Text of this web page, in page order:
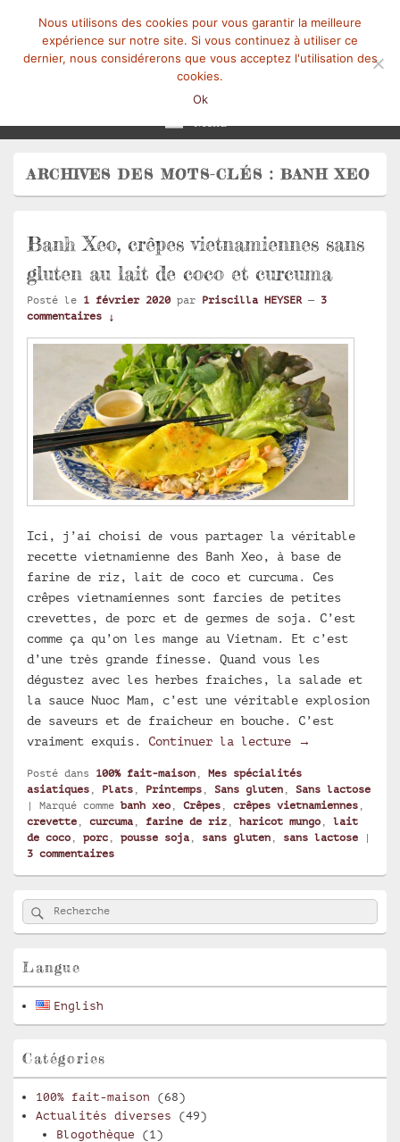
ARCHIVES DES MOTS-CLÉS :BANH XEO
Banh Xeo, crêpes vietnamiennes sans
gluten au lait de coco et curcuma
Posté le 1 février 2020 par Priscilla HEYSER — 3
commentaires ↓
Ici, j’ai choisi de vous partager la véritable
recette vietnamienne des Banh Xeo, à base de
farine de riz, lait de coco et curcuma. Ces
crêpes vietnamiennes sont farcies de petites
crevettes, de porc et de germes de soja. C’est
comme ça qu’on les mange au Vietnam. Et c’est
d’une très grande finesse. Quand vous les
dégustez avec les herbes fraiches, la salade et
la sauce Nuoc Mam, c’est une véritable explosion
de saveurs et de fraicheur en bouche. C’est
vraiment exquis. Continuer la lecture Banh Xeo,
→
Posté dans 100% fait-maison , Mes spécialités
asiatiques , Plats , Printemps , Sans gluten , Sans lactose
| Marqué comme banh xeo , Crêpes , crêpes vietnamiennes ,
crevette , curcuma , farine de riz , haricot mungo , lait
de coco , porc , pousse soja , sans gluten , sans lactose
|
3 commentaires
Zone
principale
de
pour
latérale
Recherche :
Rechercher
Langue
English
Catégories
100% fait-maison (68)
Actualités diverses (49)
Blogothèque (1)
Nous utilisons des cookies pour vous garantir la meilleure
expérience sur notre site. Si vous continuez à utiliser ce
dernier, nous considérerons que vous acceptez l'utilisation des
cookies.
Ok